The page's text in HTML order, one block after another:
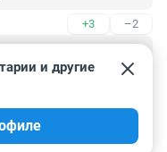
+3 –2
У нас
можно было
и другие